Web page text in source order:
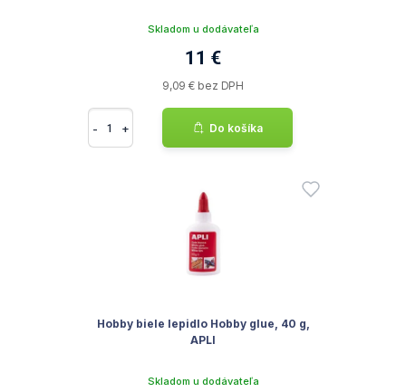
Skladom u dodávateľa
11 €
9,09 € bez DPH
- + Do košíka
Hobby biele lepidlo Hobby glue, 40 g,
APLI
Skladom u dodávateľa